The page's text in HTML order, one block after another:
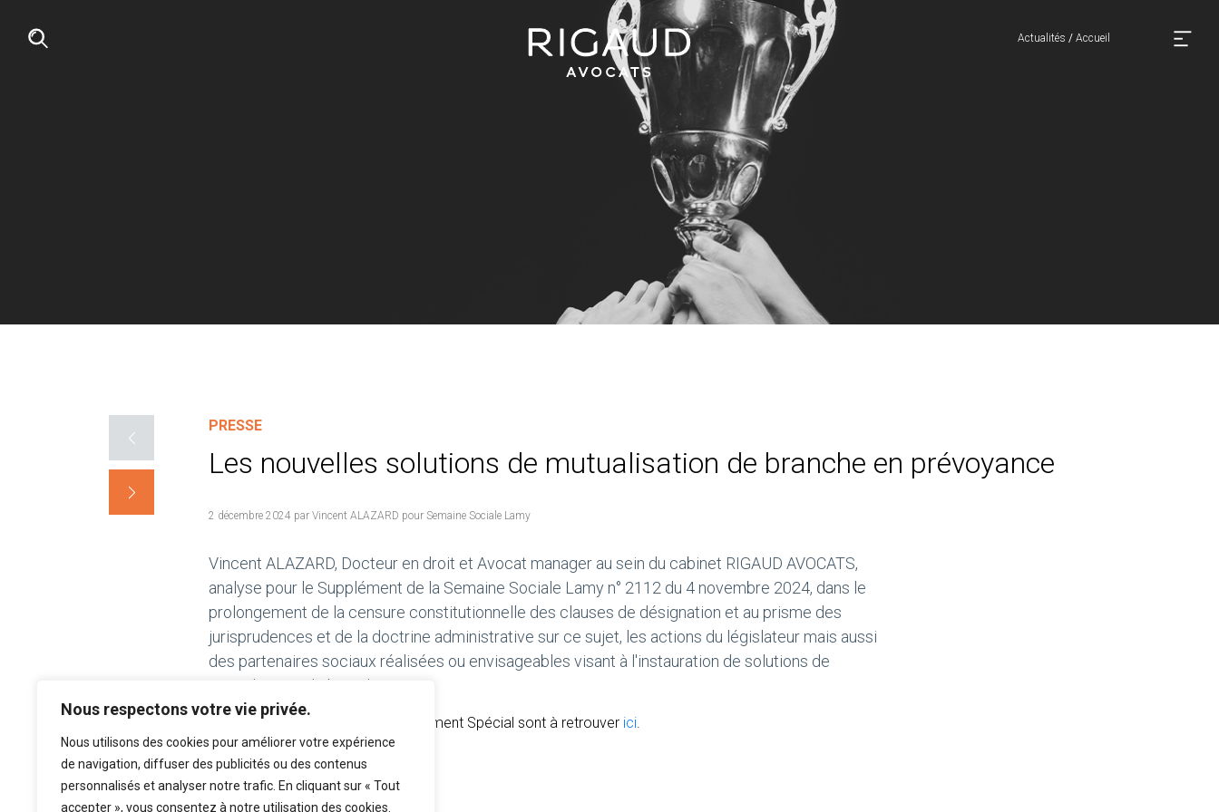
Nous respectons votre vie privée.
Nous utilisons des cookies pour améliorer votre expérience
de navigation, diffuser des publicités ou des contenus
personnalisés et analyser notre trafic. En cliquant sur « Tout
accepter », vous consentez à notre utilisation des cookies.
Actualités / Accueil
PRESSE
Les nouvelles solutions de mutualisation de branche en prévoyance
2 décembre 2024 par Vincent ALAZARD pour Semaine Sociale Lamy
Vincent ALAZARD, Docteur en droit et Avocat manager au sein du cabinet RIGAUD AVOCATS,
analyse pour le Supplément de la Semaine Sociale Lamy n° 2112 du 4 novembre 2024, dans le
prolongement de la censure constitutionnelle des clauses de désignation et au prisme des
jurisprudences et de la doctrine administrative sur ce sujet, les actions du législateur mais aussi
des partenaires sociaux réalisées ou envisageables visant à l'instauration de solutions de
mutualisation de branche.
L'intégralité de l'article et du Supplément Spécial sont à retrouver ici.